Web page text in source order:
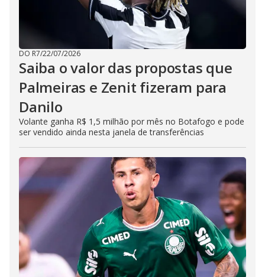
DO R7/22/07/2026
Saiba o valor das propostas que
Palmeiras e Zenit fizeram para
Danilo
Volante ganha R$ 1,5 milhão por mês no Botafogo e pode
ser vendido ainda nesta janela de transferências